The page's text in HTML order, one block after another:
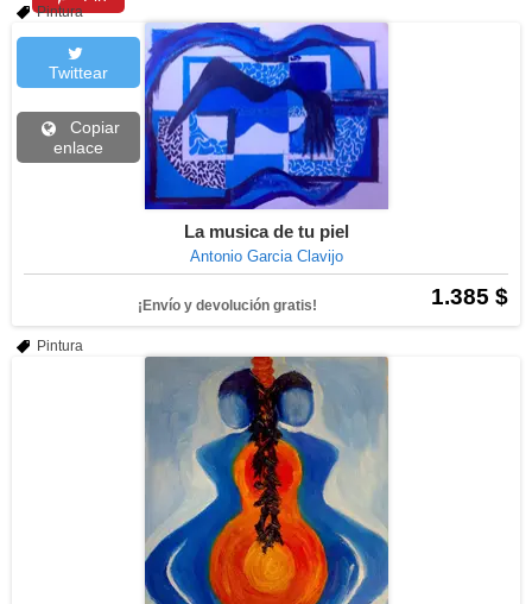
Twittear
Copiar
enlace
Pintura
La musica de tu piel
Antonio Garcia Clavijo
1.385 $
¡Envío y devolución gratis!
Pintura